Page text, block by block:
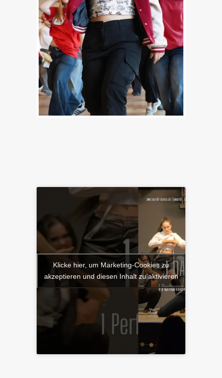
Klicke hier, um Marketing-Cookies zu
akzeptieren und diesen Inhalt zu aktivieren